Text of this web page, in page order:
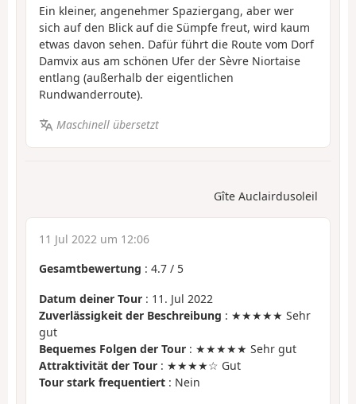
Ein kleiner, angenehmer Spaziergang, aber wer
sich auf den Blick auf die Sümpfe freut, wird kaum
etwas davon sehen. Dafür führt die Route vom Dorf
Damvix aus am schönen Ufer der Sèvre Niortaise
entlang (außerhalb der eigentlichen
Rundwanderroute).
Maschinell übersetzt
Gîte Auclairdusoleil
11 Jul 2022 um 12:06
Gesamtbewertung : 4.7 / 5
Datum deiner Tour : 11. Jul 2022
Zuverlässigkeit der Beschreibung : ★★★★★ Sehr
gut
Bequemes Folgen der Tour : ★★★★★ Sehr gut
Attraktivität der Tour : ★★★★☆ Gut
Tour stark frequentiert : Nein